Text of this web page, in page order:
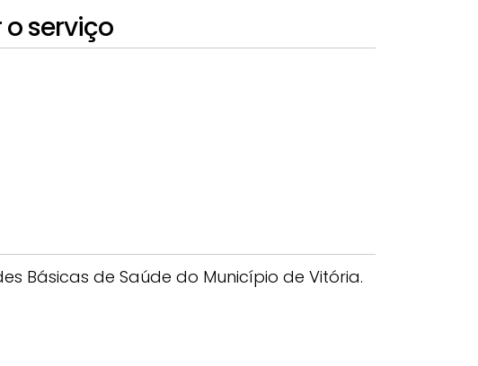
serviço
Básicas de Saúde do Município de Vitória.